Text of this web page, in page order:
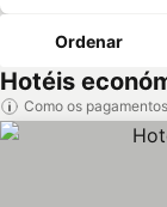
Ordenar
Hotéis
Como os